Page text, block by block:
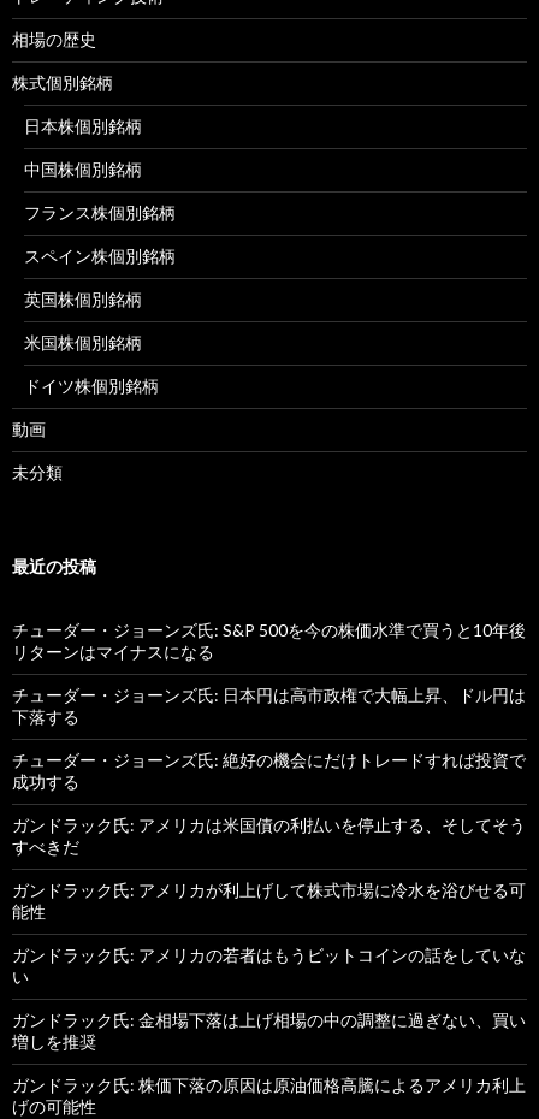
相場の歴史
株式個別銘柄
日本株個別銘柄
中国株個別銘柄
フランス株個別銘柄
スペイン株個別銘柄
英国株個別銘柄
米国株個別銘柄
ドイツ株個別銘柄
動画
未分類
最近の投稿
チューダー・ジョーンズ氏: S&P 500を今の株価水準で買うと10年後
リターンはマイナスになる
チューダー・ジョーンズ氏: 日本円は高市政権で大幅上昇、ドル円は
下落する
チューダー・ジョーンズ氏: 絶好の機会にだけトレードすれば投資で
成功する
ガンドラック氏: アメリカは米国債の利払いを停止する、そしてそう
すべきだ
ガンドラック氏: アメリカが利上げして株式市場に冷水を浴びせる可
能性
ガンドラック氏: アメリカの若者はもうビットコインの話をしていな
い
ガンドラック氏: 金相場下落は上げ相場の中の調整に過ぎない、買い
増しを推奨
ガンドラック氏: 株価下落の原因は原油価格高騰によるアメリカ利上
げの可能性